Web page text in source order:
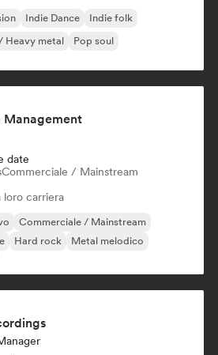
Indie Dance
Indie folk
Heavy metal Pop soul
Management
date
Commerciale / Mainstream
loro carriera
Commerciale / Mainstream
Hard rock
Metal melodico